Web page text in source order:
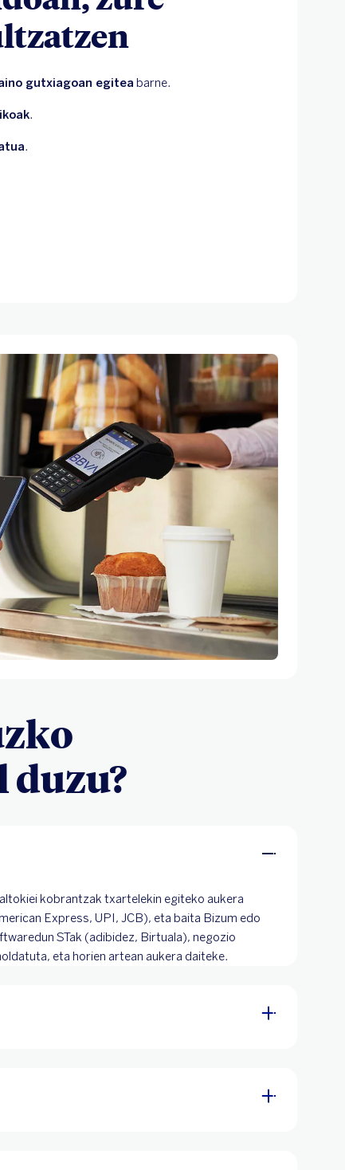
gutxiagoan egitea barne.
.
.
duzu?
kobrantzak txartelekin egiteko aukera
Express, UPI, JCB), eta baita Bizum edo
STak (adibidez, Birtuala), negozio
eta horien artean aukera daiteke.